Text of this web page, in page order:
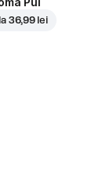
36,99 lei